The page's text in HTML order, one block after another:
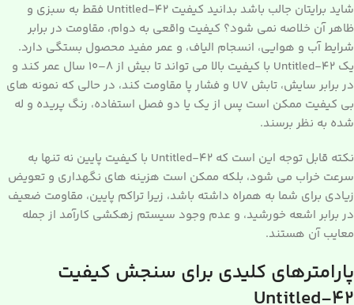
شاید برایتان جالب باشد بدانید کیفیت Untitled-42 فقط به سبزی و
ظاهر آن خلاصه نمی شود؟ کیفیت واقعی به دوام، مقاومت در برابر
شرایط آب و هوایی، انسجام الیاف، و عمر مفید محصول بستگی دارد.
یک Untitled-42 با کیفیت بالا می تواند تا بیش از ۸–۱۰ سال عمر کند و
در برابر سایش، تابش UV و فشار پا مقاومت کند، در حالی که نمونه های
بی کیفیت ممکن است پس از یک یا دو فصل استفاده، رنگ پریده و له
شده به نظر برسند.‍
نکته قابل توجه این است که Untitled-42 با کیفیت پایین نه تنها به
سرعت خراب می شود، بلکه ممکن است هزینه های نگهداری و تعویض
زیادی برای شما به همراه داشته باشد، زیرا تراکم پایین، مقاومت ضعیف
در برابر اشعه خورشید، و عدم وجود سیستم زهکشی کارآمد از جمله
معایب آن هستند.
پارامترهای کلیدی برای سنجش کیفیت
Untitled-42